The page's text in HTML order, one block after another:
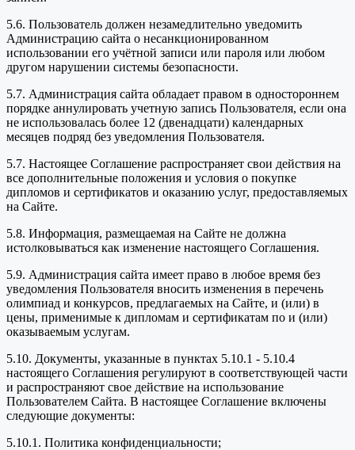
5.6. Пользователь должен незамедлительно уведомить
Администрацию сайта о несанкционированном
использовании его учётной записи или пароля или любом
другом нарушении системы безопасности.
5.7. Администрация сайта обладает правом в одностороннем
порядке аннулировать учетную запись Пользователя, если она
не использовалась более 12 (двенадцати) календарных
месяцев подряд без уведомления Пользователя.
5.7. Настоящее Соглашение распространяет свои действия на
все дополнительные положения и условия о покупке
дипломов и сертификатов и оказанию услуг, предоставляемых
на Сайте.
5.8. Информация, размещаемая на Сайте не должна
истолковываться как изменение настоящего Соглашения.
5.9. Администрация сайта имеет право в любое время без
уведомления Пользователя вносить изменения в перечень
олимпиад и конкурсов, предлагаемых на Сайте, и (или) в
цены, применимые к дипломам и сертификатам по и (или)
оказываемым услугам.
5.10. Документы, указанные в пунктах 5.10.1 - 5.10.4
настоящего Соглашения регулируют в соответствующей части
и распространяют свое действие на использование
Пользователем Сайта. В настоящее Соглашение включены
следующие документы:
5.10.1. Политика конфиденциальности;